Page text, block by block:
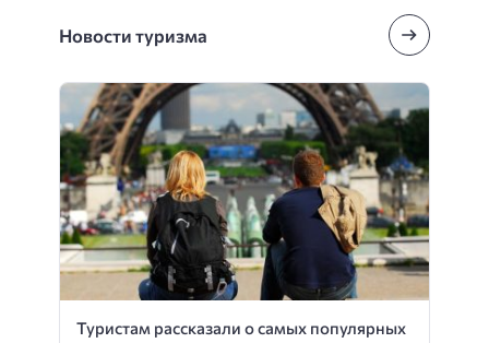
Новости туризма
Туристам рассказали о самых популярных